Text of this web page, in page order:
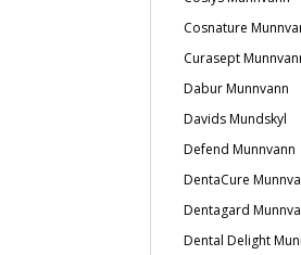
Cosnature
Curasept
Dabur Munnvann
Davids Mundskyl
Defend Munnvann
DentaCure
Dentagard
Dental Delight